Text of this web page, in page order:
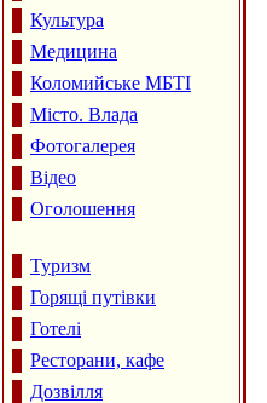
Культура
Медицина
Коломийське МБТІ
Місто. Влада
Фотогалерея
Відео
Оголошення
Туризм
Горящі путівки
Готелі
Ресторани, кафе
Дозвілля